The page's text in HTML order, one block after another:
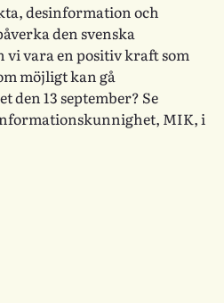
desinformation och
den svenska
vi vara en positiv kraft som
möjligt kan gå
13 september? Se
MIK, i